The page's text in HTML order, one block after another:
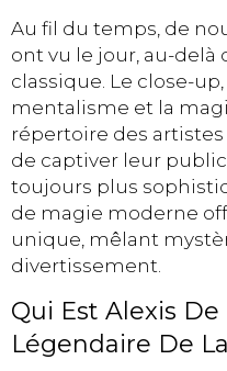
Au fil du temps, de
ont vu le jour, au-delà
classique. Le close-
mentalisme et la
répertoire des
de captiver leur
toujours plus
de magie moderne
unique, mêlant
divertissement.
Qui Est Alexis
Légendaire De